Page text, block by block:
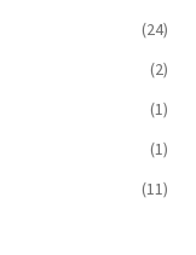
(24)
(2)
(1)
(1)
(11)